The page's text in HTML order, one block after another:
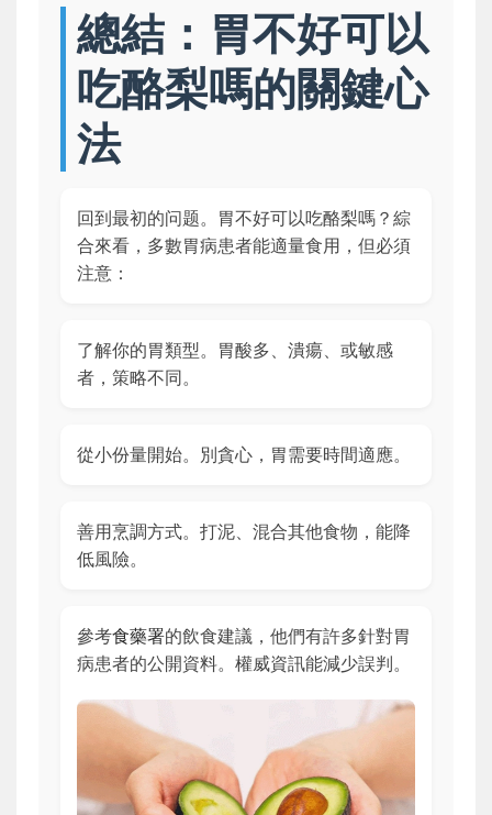
總結：胃不好可以
吃酪梨嗎的關鍵心
法
回到最初的问题。胃不好可以吃酪梨嗎？綜
合來看，多數胃病患者能適量食用，但必須
注意：
了解你的胃類型。胃酸多、潰瘍、或敏感
者，策略不同。
從小份量開始。別貪心，胃需要時間適應。
善用烹調方式。打泥、混合其他食物，能降
低風險。
參考食藥署的飲食建議，他們有許多針對胃
病患者的公開資料。權威資訊能減少誤判。